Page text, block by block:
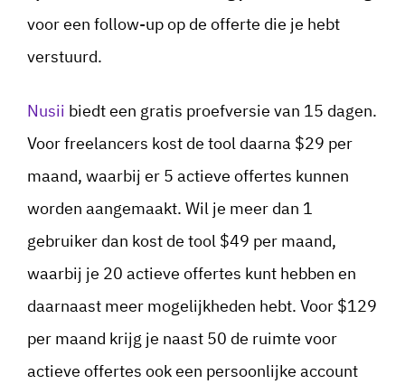
voor een follow-up op de offerte die je hebt
verstuurd.
Nusii biedt een gratis proefversie van 15 dagen.
Voor freelancers kost de tool daarna $29 per
maand, waarbij er 5 actieve offertes kunnen
worden aangemaakt. Wil je meer dan 1
gebruiker dan kost de tool $49 per maand,
waarbij je 20 actieve offertes kunt hebben en
daarnaast meer mogelijkheden hebt. Voor $129
per maand krijg je naast 50 de ruimte voor
actieve offertes ook een persoonlijke account